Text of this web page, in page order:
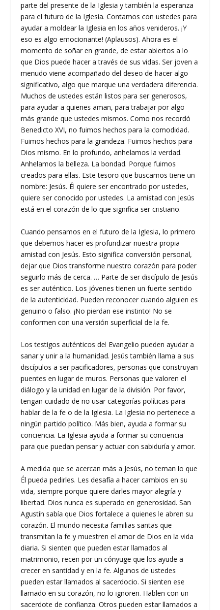
parte del presente de la Iglesia y también la esperanza
para el futuro de la Iglesia. Contamos con ustedes para
ayudar a moldear la Iglesia en los años venideros. ¡Y
eso es algo emocionante! (Aplausos). Ahora es el
momento de soñar en grande, de estar abiertos a lo
que Dios puede hacer a través de sus vidas. Ser joven a
menudo viene acompañado del deseo de hacer algo
significativo, algo que marque una verdadera diferencia.
Muchos de ustedes están listos para ser generosos,
para ayudar a quienes aman, para trabajar por algo
más grande que ustedes mismos. Como nos recordó
Benedicto XVI, no fuimos hechos para la comodidad.
Fuimos hechos para la grandeza. Fuimos hechos para
Dios mismo. En lo profundo, anhelamos la verdad.
Anhelamos la belleza. La bondad. Porque fuimos
creados para ellas. Este tesoro que buscamos tiene un
nombre: Jesús. Él quiere ser encontrado por ustedes,
quiere ser conocido por ustedes. La amistad con Jesús
está en el corazón de lo que significa ser cristiano.
Cuando pensamos en el futuro de la Iglesia, lo primero
que debemos hacer es profundizar nuestra propia
amistad con Jesús. Esto significa conversión personal,
dejar que Dios transforme nuestro corazón para poder
seguirlo más de cerca. … Parte de ser discípulo de Jesús
es ser auténtico. Los jóvenes tienen un fuerte sentido
de la autenticidad. Pueden reconocer cuando alguien es
genuino o falso. ¡No pierdan ese instinto! No se
conformen con una versión superficial de la fe.
Los testigos auténticos del Evangelio pueden ayudar a
sanar y unir a la humanidad. Jesús también llama a sus
discípulos a ser pacificadores, personas que construyan
puentes en lugar de muros. Personas que valoren el
diálogo y la unidad en lugar de la división. Por favor,
tengan cuidado de no usar categorías políticas para
hablar de la fe o de la Iglesia. La Iglesia no pertenece a
ningún partido político. Más bien, ayuda a formar su
conciencia. La Iglesia ayuda a formar su conciencia
para que puedan pensar y actuar con sabiduría y amor.
A medida que se acercan más a Jesús, no teman lo que
Él pueda pedirles. Les desafía a hacer cambios en su
vida, siempre porque quiere darles mayor alegría y
libertad. Dios nunca es superado en generosidad. San
Agustín sabía que Dios fortalece a quienes le abren su
corazón. El mundo necesita familias santas que
transmitan la fe y muestren el amor de Dios en la vida
diaria. Si sienten que pueden estar llamados al
matrimonio, recen por un cónyuge que los ayude a
crecer en santidad y en la fe. Algunos de ustedes
pueden estar llamados al sacerdocio. Si sienten ese
llamado en su corazón, no lo ignoren. Hablen con un
sacerdote de confianza. Otros pueden estar llamados a